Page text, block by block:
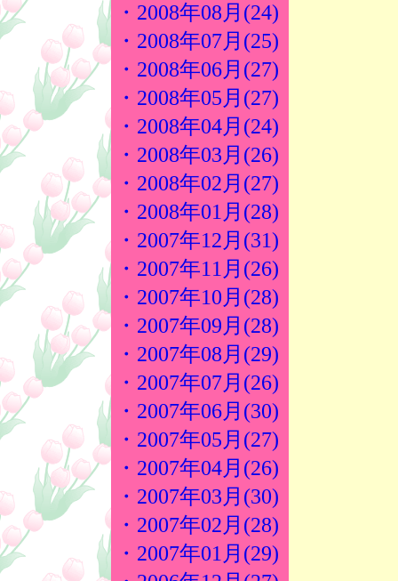
・2008年08月(24)
・2008年07月(25)
・2008年06月(27)
・2008年05月(27)
・2008年04月(24)
・2008年03月(26)
・2008年02月(27)
・2008年01月(28)
・2007年12月(31)
・2007年11月(26)
・2007年10月(28)
・2007年09月(28)
・2007年08月(29)
・2007年07月(26)
・2007年06月(30)
・2007年05月(27)
・2007年04月(26)
・2007年03月(30)
・2007年02月(28)
・2007年01月(29)